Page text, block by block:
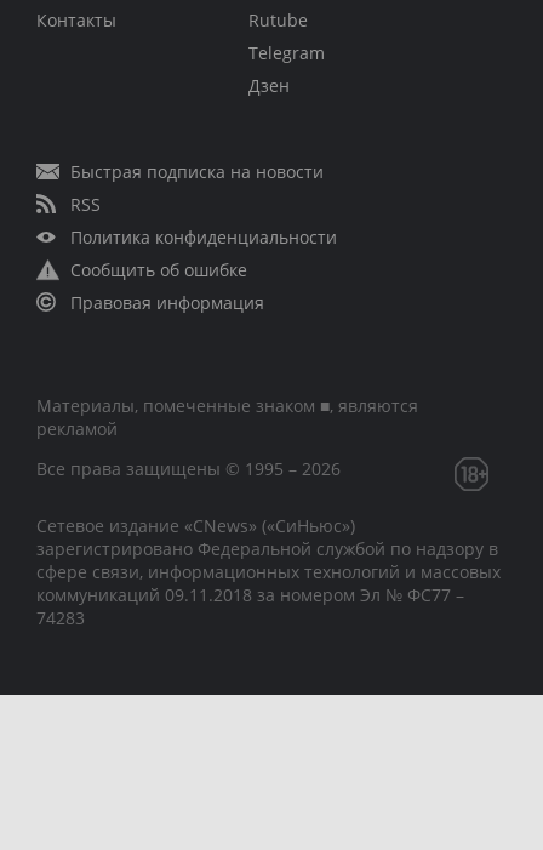
Контакты
Rutube
Telegram
Дзен
Быстрая подписка на новости
RSS
Политика конфиденциальности
Сообщить об ошибке
Правовая информация
Материалы, помеченные знаком ■, являются
рекламой
Все права защищены © 1995 – 2026
Сетевое издание «CNews» («СиНьюс»)
зарегистрировано Федеральной службой по надзору в
сфере связи, информационных технологий и массовых
коммуникаций 09.11.2018 за номером Эл № ФС77 –
74283